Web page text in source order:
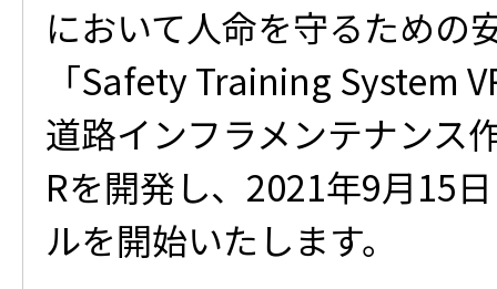
において人命を守るための
「Safety Training System
道路インフラメンテナンス
Rを開発し、2021年9月15
ルを開始いたします。